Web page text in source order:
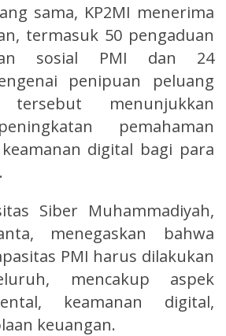
sama, KP2MI menerima
termasuk 50 pengaduan
sosial PMI dan 24
penipuan peluang
menunjukkan
pemahaman
digital bagi para
Siber Muhammadiyah,
menegaskan bahwa
PMI harus dilakukan
mencakup aspek
keamanan digital,
keuangan.